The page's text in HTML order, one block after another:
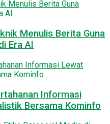
Menulis Berita Guna
Era AI
Informasi
Bersama Kominfo